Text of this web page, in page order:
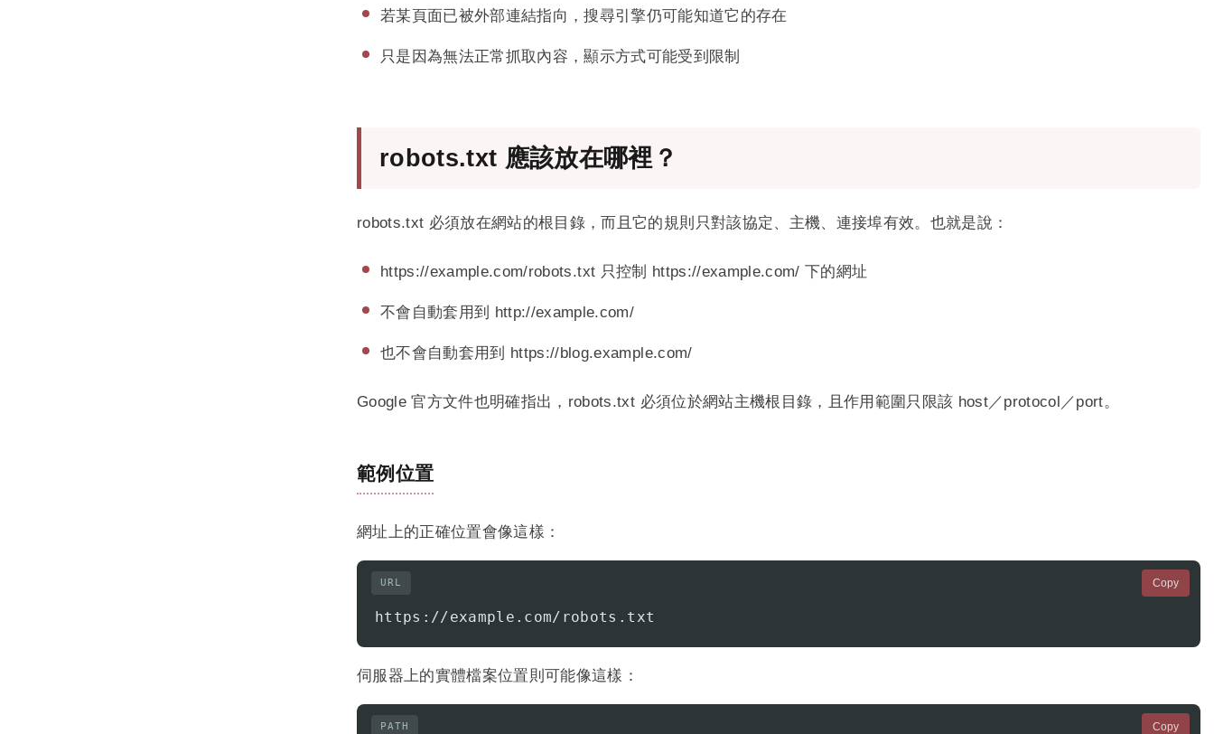
若某頁面已被外部連結指向，搜尋引擎仍可能知道它的存在
只是因為無法正常抓取內容，顯示方式可能受到限制
robots.txt 應該放在哪裡？
robots.txt 必須放在網站的根目錄，而且它的規則只對該協定、主機、連接埠有效。也就是說：
https://example.com/robots.txt 只控制 https://example.com/ 下的網址
不會自動套用到 http://example.com/
也不會自動套用到 https://blog.example.com/
Google 官方文件也明確指出，robots.txt 必須位於網站主機根目錄，且作用範圍只限該 host／protocol／port。
範例位置
網址上的正確位置會像這樣：
URL
https://example.com/robots.txt
Copy
伺服器上的實體檔案位置則可能像這樣：
PATH Copy